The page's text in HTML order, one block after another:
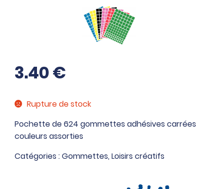
3.40€
Rupture de stock
Pochette de 624 gommettes adhésives carrées
couleurs assorties
Catégories :Gommettes, Loisirs créatifs